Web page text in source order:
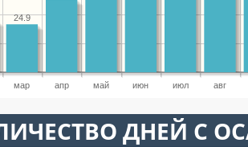
мар апр май июн июл авг
24.9
ДНЕЙ С